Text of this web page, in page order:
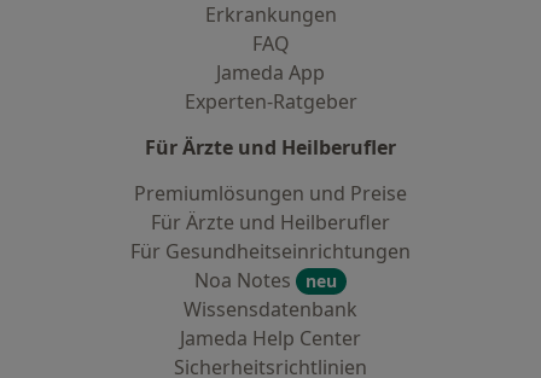
Erkrankungen
FAQ
Jameda App
Experten-Ratgeber
Für Ärzte und Heilberufler
Premiumlösungen und Preise
Für Ärzte und Heilberufler
Für Gesundheitseinrichtungen
Noa Notes
neu
Wissensdatenbank
Jameda Help Center
Sicherheitsrichtlinien